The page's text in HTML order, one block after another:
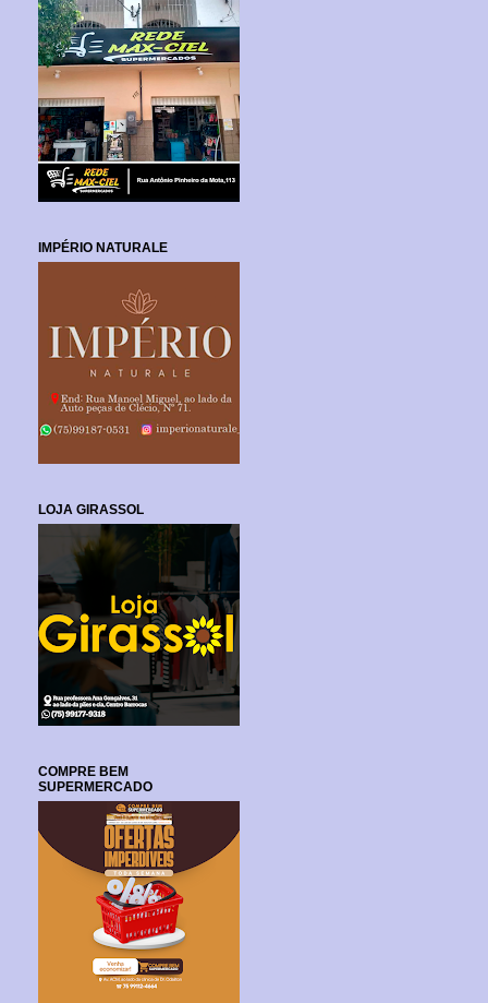
IMPÉRIO NATURALE
LOJA GIRASSOL
COMPRE BEM
SUPERMERCADO